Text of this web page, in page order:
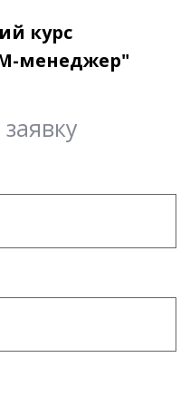
курс
менеджер"